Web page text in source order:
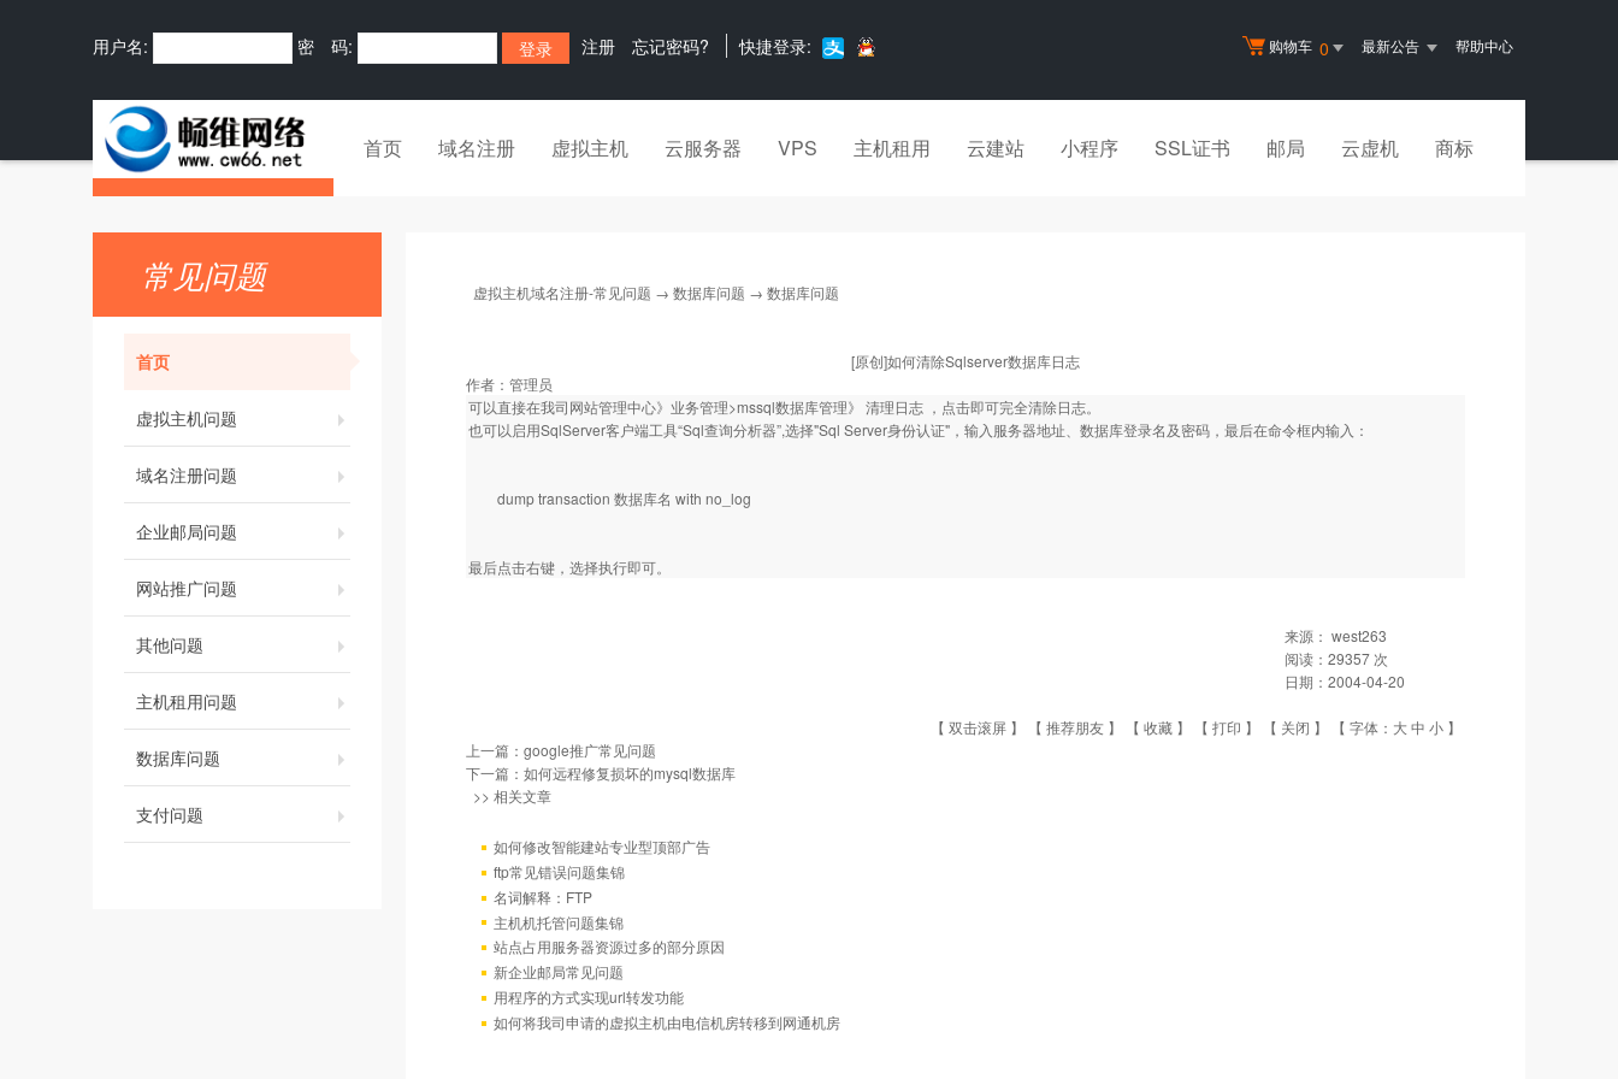
购物车 0 最新公告 帮助中心
用户名: 密 码: 注册 忘记密码? 快捷登录:
首页 域名注册 虚拟主机 云服务器 VPS 主机租用 云建站 小程序 SSL证书 邮局 云虚机 商标
常见问题
首页
虚拟主机问题
域名注册问题
企业邮局问题
网站推广问题
其他问题
主机租用问题
数据库问题
支付问题
虚拟主机域名注册-常见问题 → 数据库问题 → 数据库问题
[原创]如何清除Sqlserver数据库日志
作者： 管理员
可以直接在我司网站管理中心》业务管理>mssql数据库管理》 清理日志 ，点击即可完全清除日志。
也可以启用SqlServer客户端工具“Sql查询分析器”,选择"Sql Server身份认证"，输入服务器地址、数据库登录名及密码，最后在命令框内输入：
dump transaction 数据库名 with no_log
最后点击右键，选择执行即可。
来源： west263
阅读： 29357 次
日期： 2004-04-20
【 双击滚屏 】 【 推荐朋友 】 【 收藏 】 【 打印 】 【 关闭 】 【 字体： 大中 小 】
上一篇： google推广常见问题
下一篇： 如何远程修复损坏的mysql数据库
>> 相关文章
如何修改智能建站专业型顶部广告
ftp常见错误问题集锦
名词解释：FTP
主机机托管问题集锦
站点占用服务器资源过多的部分原因
新企业邮局常见问题
用程序的方式实现url转发功能
如何将我司申请的虚拟主机由电信机房转移到网通机房